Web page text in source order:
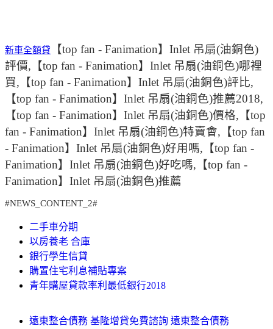
新車全額貸
【top fan - Fanimation】Inlet 吊扇(油銅色)
評價,【top fan - Fanimation】Inlet 吊扇(油銅色)哪裡
買,【top fan - Fanimation】Inlet 吊扇(油銅色)評比,
【top fan - Fanimation】Inlet 吊扇(油銅色)推薦2018,
【top fan - Fanimation】Inlet 吊扇(油銅色)價格,【top
fan - Fanimation】Inlet 吊扇(油銅色)特賣會,【top fan
- Fanimation】Inlet 吊扇(油銅色)好用嗎,【top fan -
Fanimation】Inlet 吊扇(油銅色)好吃嗎,【top fan -
Fanimation】Inlet 吊扇(油銅色)推薦
#NEWS_CONTENT_2#
二手車分期
以房養老 合庫
銀行學生信貸
購置住宅利息補貼專案
青年購屋貸款率利最低銀行2018
遠東整合債務 基隆增貸免費諮詢 遠東整合債務